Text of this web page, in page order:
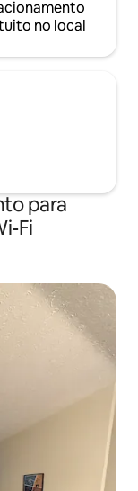
no local
para
Fi